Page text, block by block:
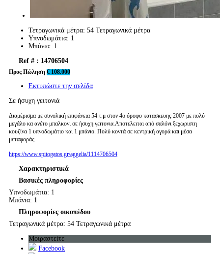
Τετραγωνικά μέτρα: 54 Τετραγωνικά μέτρα
Υπνοδωμάτια: 1
Μπάνια: 1
Ref # : 14706504
Προς Πώληση € 108.000
Εκτυπώστε την σελίδα
Σε ήσυχη γειτονιά
Διαμέρισμα με συνολική επιφάνεια 54 τ.μ στον 4ο όροφο κατασκευης 2007 με πολύ
μεγάλο κα ανέτο μπαλκονι σε ήσυχη γειτονια.Αποτελειται από σαλόνι ξεχωριστη
κουζίνα 1 υπνοδωμάτιο και 1 μπάνιο. Πολύ κοντά σε κεντρική αγορά και μέσα
μεταφοράς.
https://www.spitogatos.gr/aggelia/1114706504
Χαρακτηριστικά
Βασικές πληροφορίες
Υπνοδωμάτια: 1
Μπάνια: 1
Πληροφορίες οικοπέδου
Τετραγωνικά μέτρα: 54 Τετραγωνικά μέτρα
Μοιραστείτε
Facebook